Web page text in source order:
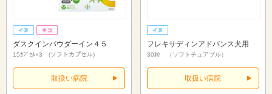
ダスクインパウダーイン４５
15ｶﾌﾟｾﾙ×3 (ソフトカプセル)
取扱い病院
フレキサディンアドバンス犬用
30粒 （ソフトチュアブル）
取扱い病院